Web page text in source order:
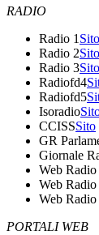
RADIO
Radio 1 Sito
Radio 2Sito
Radio 3Sito
Radiofd4
Radiofd5
Isoradio
CCISSSito
GR
Giornale
Web Radio
Web Radio
Web Radio
PORTALI WEB